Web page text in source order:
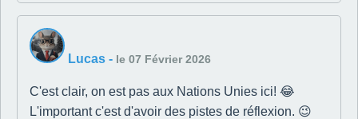
Lucas - le 07 Février 2026
C'est clair, on est pas aux Nations Unies ici! 😂
L'important c'est d'avoir des pistes de réflexion. 😉